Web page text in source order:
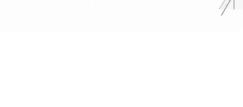
地域の方々に20年以上愛されている信頼の厚いクリニ